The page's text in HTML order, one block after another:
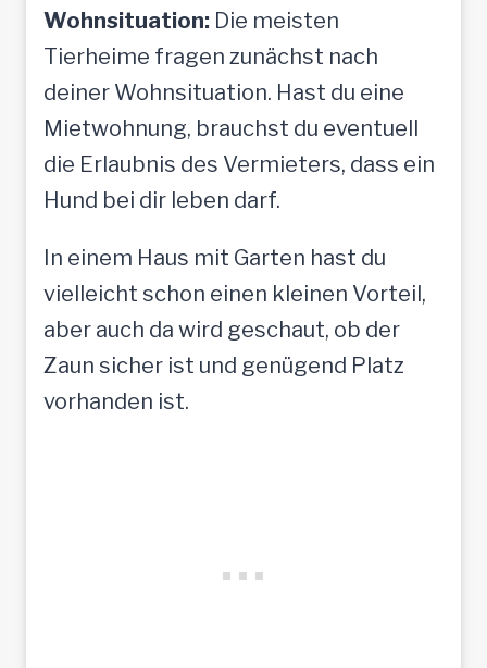
Wohnsituation: Die meisten
Tierheime fragen zunächst nach
deiner Wohnsituation. Hast du eine
Mietwohnung, brauchst du eventuell
die Erlaubnis des Vermieters, dass ein
Hund bei dir leben darf.
In einem Haus mit Garten hast du
vielleicht schon einen kleinen Vorteil,
aber auch da wird geschaut, ob der
Zaun sicher ist und genügend Platz
vorhanden ist.